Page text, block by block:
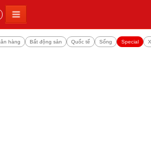
hàng Bất động sản Quốc tế Sống Special